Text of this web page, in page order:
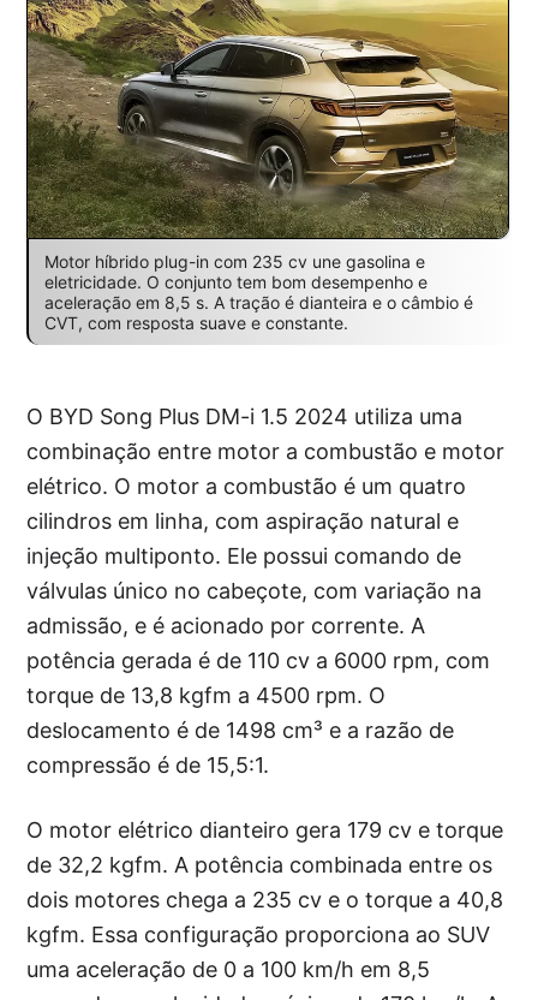
Motor híbrido plug-in com 235 cv une gasolina e
eletricidade. O conjunto tem bom desempenho e
aceleração em 8,5 s. A tração é dianteira e o câmbio é
CVT, com resposta suave e constante.
O BYD Song Plus DM-i 1.5 2024 utiliza uma
combinação entre motor a combustão e motor
elétrico. O motor a combustão é um quatro
cilindros em linha, com aspiração natural e
injeção multiponto. Ele possui comando de
válvulas único no cabeçote, com variação na
admissão, e é acionado por corrente. A
potência gerada é de 110 cv a 6000 rpm, com
torque de 13,8 kgfm a 4500 rpm. O
deslocamento é de 1498 cm³ e a razão de
compressão é de 15,5:1.
O motor elétrico dianteiro gera 179 cv e torque
de 32,2 kgfm. A potência combinada entre os
dois motores chega a 235 cv e o torque a 40,8
kgfm. Essa configuração proporciona ao SUV
uma aceleração de 0 a 100 km/h em 8,5